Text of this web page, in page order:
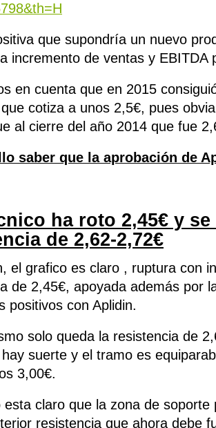
que supondría un nuevo
incremento de ventas y EBITDA
en cuenta que en 2015
cotiza a unos 2,5€, pues
al cierre del año 2014 que fue
saber que la aprobación de
ha roto 2,45€ y
de 2,62-2,72€
el grafico es claro , ruptura con
de 2,45€, apoyada además por
positivos con Aplidin.
solo queda la resistencia de
suerte y el tramo es
3,00€.
esta claro que la zona de
resistencia que ahora debe